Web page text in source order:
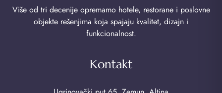
Više od tri decenije opremamo hotele, restorane i poslovne
objekte rešenjima koja spajaju kvalitet, dizajn i
funkcionalnost.
Kontakt